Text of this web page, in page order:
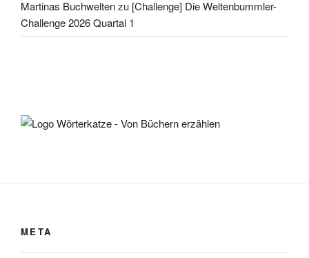
Martinas Buchweltenzu [Challenge] Die Weltenbummler-
Challenge 2026 Quartal 1
META